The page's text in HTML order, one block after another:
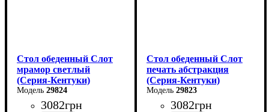
Стол обеденный Слот
мрамор светлый
(Серия-Кентуки)
29824
3082грн
Стол обеденный Слот
печать абстракция
(Серия-Кентуки)
29823
3082грн